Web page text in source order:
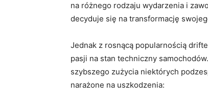
na różnego rodzaju wydarzenia ​i
decyduje się na transformację⁢
Jednak⁤ z rosnącą popularnością
pasji na stan techniczny‍
szybszego zużycia⁢ niektórych
narażone na uszkodzenia: